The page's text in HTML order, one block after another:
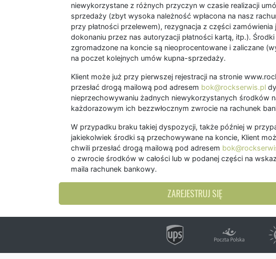
niewykorzystane z różnych przyczyn w czasie realizacji
sprzedaży (zbyt wysoka należność wpłacona na nasz
przy płatności przelewem), rezygnacja z części zamówienia
dokonaniu przez nas autoryzacji płatności kartą, itp.). Środki
zgromadzone na koncie są nieoprocentowane i zaliczane
na poczet kolejnych umów kupna-sprzedaży.
Klient może już przy pierwszej rejestracji na stronie
przesłać drogą mailową pod adresem bok@rockserwis.pl
nieprzechowywaniu żadnych niewykorzystanych środków
każdorazowym ich bezzwłocznym zwrocie na rachunek
W przypadku braku takiej dyspozycji, także później w
jakiekolwiek środki są przechowywane na koncie, Klient
chwili przesłać drogą mailową pod adresem
o zwrocie środków w całości lub w podanej części na
maila rachunek bankowy.
ZAREJESTRUJ SIĘ